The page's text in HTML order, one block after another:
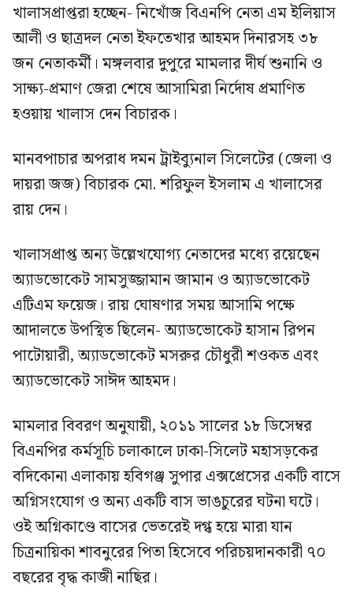
খালাসপ্রাপ্তরা হচ্ছেন- নিখোঁজ বিএনপি নেতা এম ইলিয়াস
আলী ও ছাত্রদল নেতা ইফতেখার আহমদ দিনারসহ ৩৮
জন নেতাকর্মী। মঙ্গলবার দুপুরে মামলার দীর্ঘ শুনানি ও
সাক্ষ্য-প্রমাণ জেরা শেষে আসামিরা নির্দোষ প্রমাণিত
হওয়ায় খালাস দেন বিচারক।
মানবপাচার অপরাধ দমন ট্রাইব্যুনাল সিলেটের (জেলা ও
দায়রা জজ) বিচারক মো. শরিফুল ইসলাম এ খালাসের
রায় দেন।
খালাসপ্রাপ্ত অন্য উল্লেখযোগ্য নেতাদের মধ্যে রয়েছেন
অ্যাডভোকেট সামসুজ্জামান জামান ও অ্যাডভোকেট
এটিএম ফয়েজ। রায় ঘোষণার সময় আসামি পক্ষে
আদালতে উপস্থিত ছিলেন- অ্যাডভোকেট হাসান রিপন
পাটোয়ারী, অ্যাডভোকেট মসরুর চৌধুরী শওকত এবং
অ্যাডভোকেট সাঈদ আহমদ।
মামলার বিবরণ অনুযায়ী, ২০১১ সালের ১৮ ডিসেম্বর
বিএনপির কর্মসূচি চলাকালে ঢাকা-সিলেট মহাসড়কের
বদিকোনা এলাকায় হবিগঞ্জ সুপার এক্সপ্রেসের একটি বাসে
অগ্নিসংযোগ ও অন্য একটি বাস ভাঙচুরের ঘটনা ঘটে।
ওই অগ্নিকাণ্ডে বাসের ভেতরেই দগ্ধ হয়ে মারা যান
চিত্রনায়িকা শাবনুরের পিতা হিসেবে পরিচয়দানকারী ৭০
বছরের বৃদ্ধ কাজী নাছির।